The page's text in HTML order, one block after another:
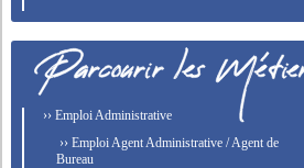
›› Emploi Administrative
›› Emploi Agent Administrative / Agent de
Bureau